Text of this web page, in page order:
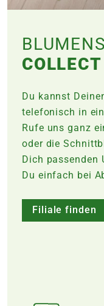
COLLECT
Du kannst
telefonisch in
Rufe uns ganz
oder die
Dich passenden
Du einfach bei
Filiale finden